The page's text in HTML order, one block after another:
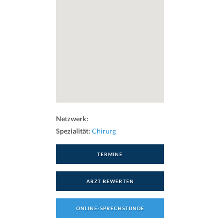
Netzwerk:
Spezialität: Chirurg
TERMINE
ARZT BEWERTEN
ONLINE-SPRECHSTUNDE